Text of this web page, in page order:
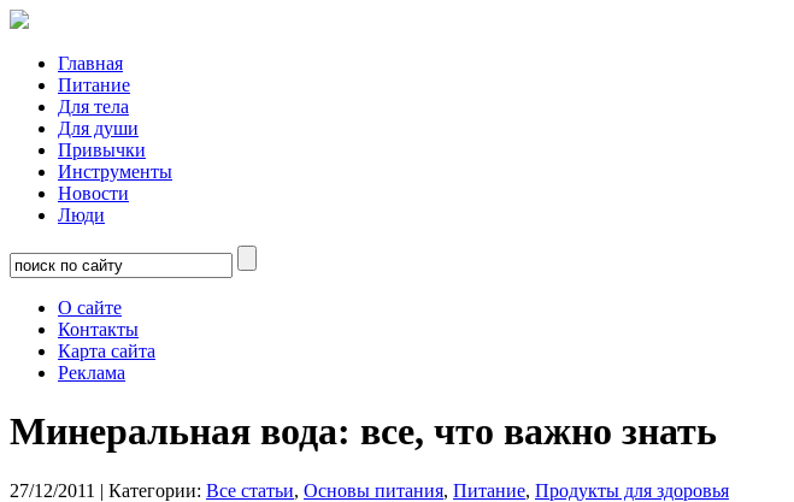
Главная
Питание
Для тела
Для души
Привычки
Инструменты
Новости
Люди
О сайте
Контакты
Карта сайта
Реклама
Минеральная вода: все, что важно знать
27/12/2011 | Категории: Все статьи, Основы питания, Питание, Продукты для здоровья